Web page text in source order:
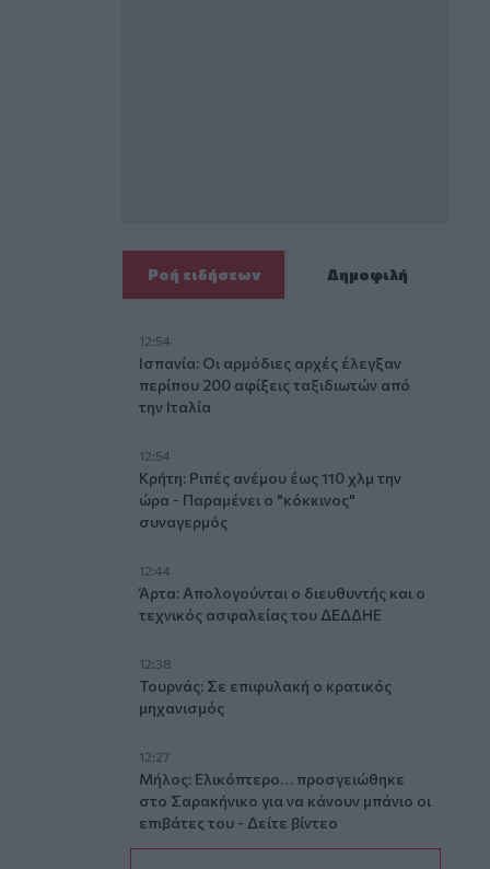
Ροή ειδήσεων Δημοφιλή
12:54
Ισπανία: Οι αρμόδιες αρχές έλεγξαν
περίπου 200 αφίξεις ταξιδιωτών από
την Ιταλία
12:54
Κρήτη: Ριπές ανέμου έως 110 χλμ την
ώρα - Παραμένει ο "κόκκινος"
συναγερμός
12:44
Άρτα: Απολογούνται ο διευθυντής και ο
τεχνικός ασφαλείας του ΔΕΔΔΗΕ
12:38
Τουρνάς: Σε επιφυλακή ο κρατικός
μηχανισμός
12:27
Μήλος: Ελικόπτερο… προσγειώθηκε
στο Σαρακήνικο για να κάνουν μπάνιο οι
επιβάτες του - Δείτε βίντεο